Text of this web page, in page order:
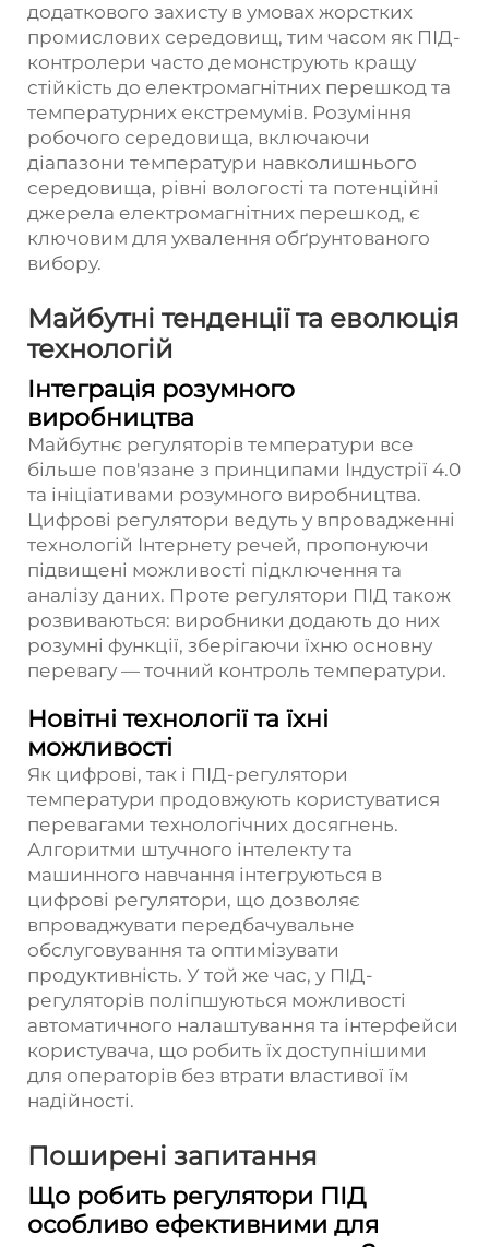
додаткового захисту в умовах жорстких
промислових середовищ, тим часом як ПІД-
контролери часто демонструють кращу
стійкість до електромагнітних перешкод та
температурних екстремумів. Розуміння
робочого середовища, включаючи
діапазони температури навколишнього
середовища, рівні вологості та потенційні
джерела електромагнітних перешкод, є
ключовим для ухвалення обґрунтованого
вибору.
Майбутні тенденції та еволюція
технологій
Інтеграція розумного
виробництва
Майбутнє регуляторів температури все
більше пов'язане з принципами Індустрії 4.0
та ініціативами розумного виробництва.
Цифрові регулятори ведуть у впровадженні
технологій Інтернету речей, пропонуючи
підвищені можливості підключення та
аналізу даних. Проте регулятори ПІД також
розвиваються: виробники додають до них
розумні функції, зберігаючи їхню основну
перевагу — точний контроль температури.
Новітні технології та їхні
можливості
Як цифрові, так і ПІД-регулятори
температури продовжують користуватися
перевагами технологічних досягнень.
Алгоритми штучного інтелекту та
машинного навчання інтегруються в
цифрові регулятори, що дозволяє
впроваджувати передбачувальне
обслуговування та оптимізувати
продуктивність. У той же час, у ПІД-
регуляторів поліпшуються можливості
автоматичного налаштування та інтерфейси
користувача, що робить їх доступнішими
для операторів без втрати властивої їм
надійності.
Поширені запитання
Що робить регулятори ПІД
особливо ефективними для